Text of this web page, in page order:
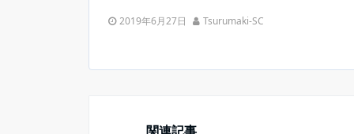
2019年6月27日 Tsurumaki-SC